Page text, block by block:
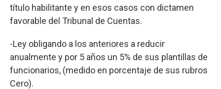
título habilitante y en esos casos con dictamen
favorable del Tribunal de Cuentas.
-Ley obligando a los anteriores a reducir
anualmente y por 5 años un 5% de sus plantillas de
funcionarios, (medido en porcentaje de sus rubros
Cero).